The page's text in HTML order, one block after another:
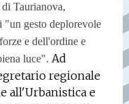
Taurianova,
"un gesto deplorevole
e dell'ordine e
luce". Ad
regionale
all'Urbanistica e